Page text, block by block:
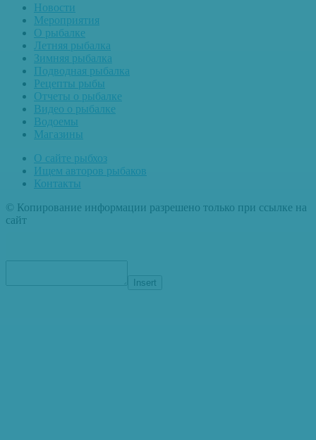
Новости
Мероприятия
О рыбалке
Летняя рыбалка
Зимняя рыбалка
Подводная рыбалка
Рецепты рыбы
Отчеты о рыбалке
Видео о рыбалке
Водоемы
Магазины
О сайте рыбхоз
Ищем авторов рыбаков
Контакты
© Копирование информации разрешено только при ссылке на
сайт
Insert